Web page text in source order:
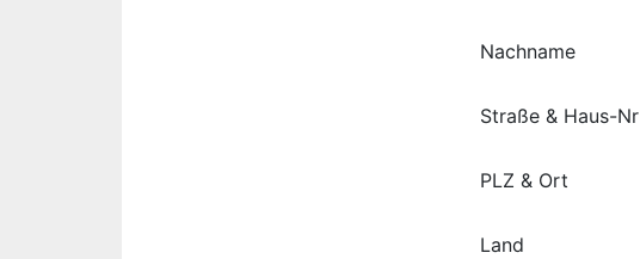
Nachname
Straße & Haus-Nr
PLZ & Ort
Land